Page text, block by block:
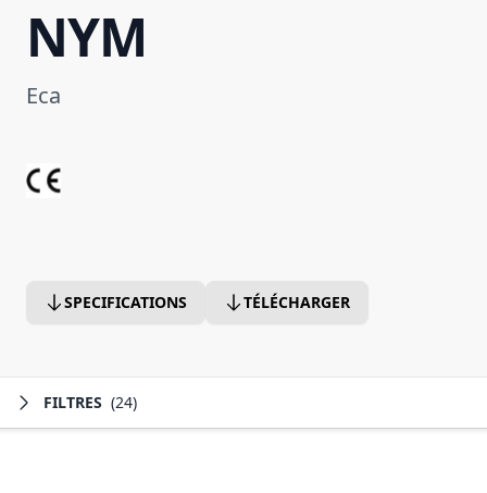
NYM
Eca
SPECIFICATIONS TÉLÉCHARGER
FILTRES (24)